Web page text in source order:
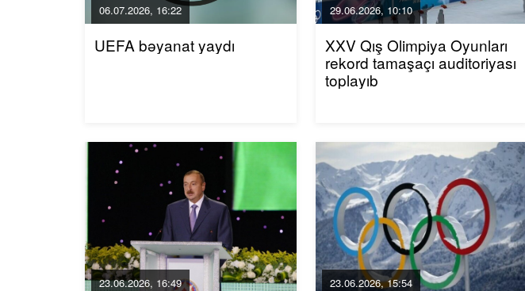
06.07.2026, 16:22
UEFA bəyanat yaydı
29.06.2026, 10:10
XXV Qış Olimpiya Oyunları
rekord tamaşaçı auditoriyası
toplayıb
23.06.2026, 16:49 23.06.2026, 15:54